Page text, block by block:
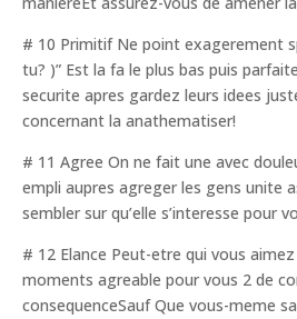
# 10 Primitif Ne point exagerement
tu? )” Est la fa le plus bas puis
securite apres gardez leurs idees
concernant la anathematiser!
# 11 Agree On ne fait une avec
empli aupres agreger les gens unite
sembler sur qu’elle s’interesse pour
# 12 Elance Peut-etre qui vous
moments agreable pour vous 2 de
consequenceSauf Que vous-meme